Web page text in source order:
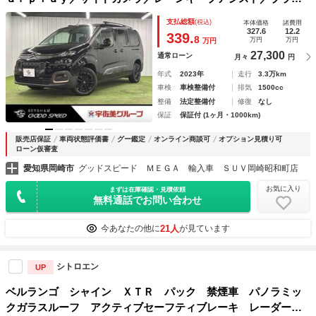
ンドスポットモニター／チャイルドロック／パドルシフト／オ
ートエアコン／オートライト／アダプティブクルーズコントロ
ール／パークアシスト
支払総額(税込)
339.8 万円
本体価格
327.6
万円
諸費用
12.2
万円
通常ローン 月々 27,300 円
年式 2023年 走行
3.3万km
車検
車検整備付 排気
1500cc
整備
法定整備付 修復
なし
保証
保証付 (1ヶ月・1000km)
販売店保証 車両状態評価書 グー鑑定 オンライン商談可
オプション見積り可
ローン仮審査
愛知県岡崎市 グッドスピード ＭＥＧＡ 輸入車 ＳＵＶ岡崎昭和町店
まずは在庫確認・見積依頼
無料通話でお問い合わせ
お気に入り
今あなたの他に21人が見ています
UP シトロエン
ベルランゴ シャイン ＸＴＲ パック 禁煙車 パノラミッ
クガラスルーフ アクティブセーフティブレーキ レーダーク